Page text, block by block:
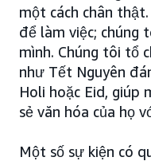
một cách chân
để làm việc; chúng
mình. Chúng tôi tổ
như Tết Nguyên
Holi hoặc Eid, giúp
sẻ văn hóa của họ
Một số sự kiện có